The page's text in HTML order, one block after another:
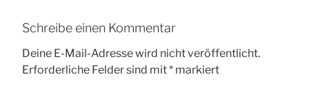
Schreibe einen Kommentar
Deine E-Mail-Adresse wird nicht veröffentlicht.
Erforderliche Felder sind mit* markiert